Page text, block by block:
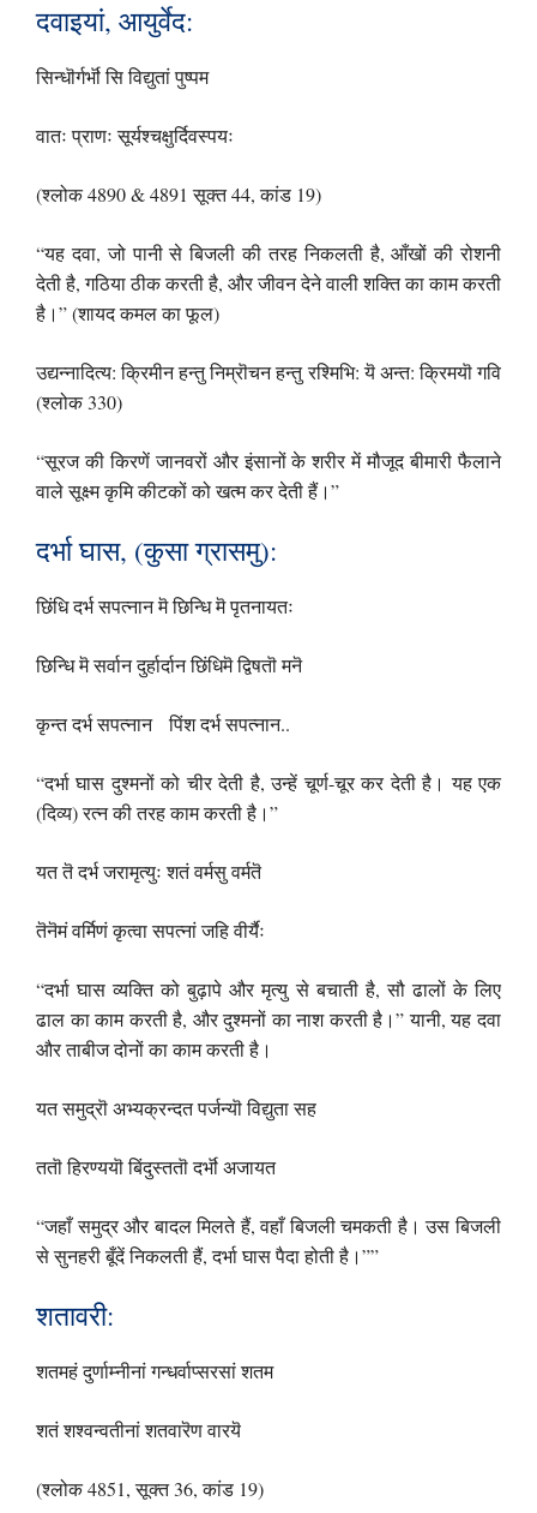
दवाइयां, आयुर्वेद:
सिन्धॊर्गर्भॊ सि विद्युतां पुष्पम
वातः प्राणः सूर्यश्चक्षुर्दिवस्पयः
(श्लोक 4890 & 4891 सूक्त 44, कांड 19)
“यह दवा, जो पानी से बिजली की तरह निकलती है, आँखों की रोशनी
देती है, गठिया ठीक करती है, और जीवन देने वाली शक्ति का काम करती
है।” (शायद कमल का फूल)
उद्यन्नादित्य: क्रिमीन हन्तु निम्रॊचन हन्तु रश्मिभि: यॆ अन्त: क्रिमयॊ गवि
(श्लोक 330)
“सूरज की किरणें जानवरों और इंसानों के शरीर में मौजूद बीमारी फैलाने
वाले सूक्ष्म कृमि कीटकों को खत्म कर देती हैं।”
दर्भा घास, (कुसा ग्रासमु):
छिंधि दर्भ सपत्नान मॆ छिन्धि मॆ पृतनायतः
छिन्धि मॆ सर्वान दुर्हार्दान छिंधिमॆ द्विषतॊ मनॆ
कृन्त दर्भ सपत्नान पिंश दर्भ सपत्नान..
“दर्भा घास दुश्मनों को चीर देती है, उन्हें चूर्ण-चूर कर देती है। यह एक
(दिव्य) रत्न की तरह काम करती है।”
यत तॆ दर्भ जरामृत्युः शतं वर्मसु वर्मतॆ
तॆनॆमं वर्मिणं कृत्वा सपत्नां जहि वीर्यैः
“दर्भा घास व्यक्ति को बुढ़ापे और मृत्यु से बचाती है, सौ ढालों के लिए
ढाल का काम करती है, और दुश्मनों का नाश करती है।” यानी, यह दवा
और ताबीज दोनों का काम करती है।
यत समुद्रॊ अभ्यक्रन्दत पर्जन्यॊ विद्युता सह
ततॊ हिरण्ययॊ बिंदुस्ततॊ दर्भॊ अजायत
“जहाँ समुद्र और बादल मिलते हैं, वहाँ बिजली चमकती है। उस बिजली
से सुनहरी बूँदें निकलती हैं, दर्भा घास पैदा होती है।””
शतावरी:
शतमहं दुर्णाम्नीनां गन्धर्वाप्सरसां शतम
शतं शश्वन्वतीनां शतवारॆण वारयॆ
(श्लोक 4851, सूक्त 36, कांड 19)